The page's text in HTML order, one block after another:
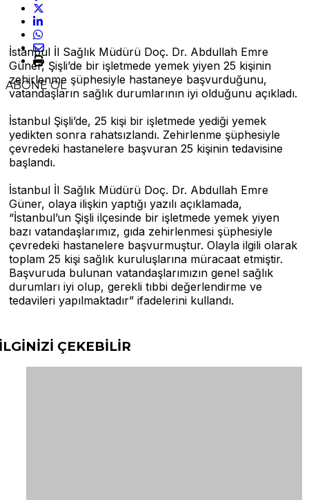
ABONE OL
İstanbul İl Sağlık Müdürü Doç. Dr. Abdullah Emre
Güner, Şişli’de bir işletmede yemek yiyen 25 kişinin
zehirlenme şüphesiyle hastaneye başvurduğunu,
vatandaşların sağlık durumlarının iyi olduğunu açıkladı.
İstanbul Şişli’de, 25 kişi bir işletmede yediği yemek
yedikten sonra rahatsızlandı. Zehirlenme şüphesiyle
çevredeki hastanelere başvuran 25 kişinin tedavisine
başlandı.
İstanbul İl Sağlık Müdürü Doç. Dr. Abdullah Emre
Güner, olaya ilişkin yaptığı yazılı açıklamada,
“İstanbul’un Şişli ilçesinde bir işletmede yemek yiyen
bazı vatandaşlarımız, gıda zehirlenmesi şüphesiyle
çevredeki hastanelere başvurmuştur. Olayla ilgili olarak
toplam 25 kişi sağlık kuruluşlarına müracaat etmiştir.
Başvuruda bulunan vatandaşlarımızın genel sağlık
durumları iyi olup, gerekli tıbbi değerlendirme ve
tedavileri yapılmaktadır” ifadelerini kullandı.
ÇEKEBİLİR